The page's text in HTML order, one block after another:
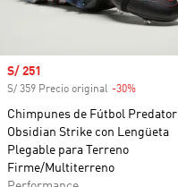
Precio de venta
S/ 251
S/ 359 Precio original -30%
Chimpunes de Fútbol Predator
Obsidian Strike con Lengüeta
Plegable para Terreno
Firme/Multiterreno